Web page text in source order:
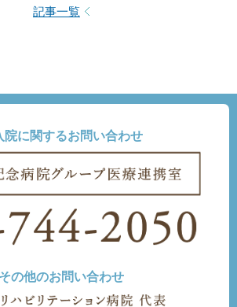
記事一覧
院に関するお問い合わせ
その他のお問い合わせ